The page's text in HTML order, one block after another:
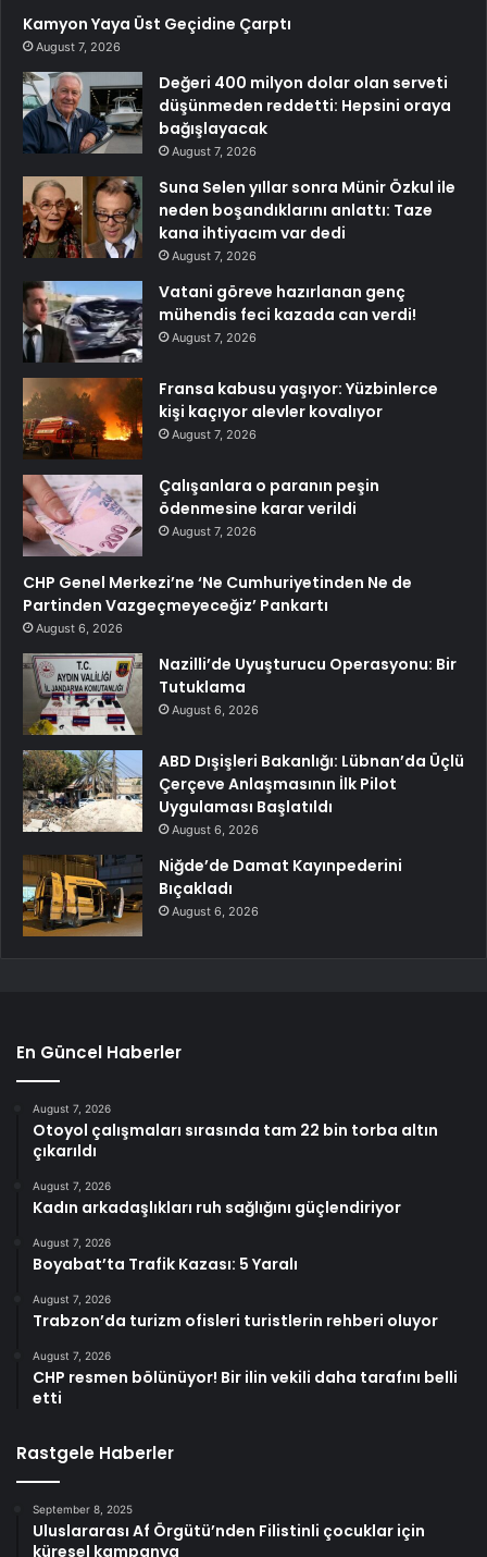
Kamyon Yaya Üst Geçidine Çarptı
August 7, 2026
Değeri 400 milyon dolar olan serveti
düşünmeden reddetti: Hepsini oraya
bağışlayacak
August 7, 2026
Suna Selen yıllar sonra Münir Özkul ile
neden boşandıklarını anlattı: Taze
kana ihtiyacım var dedi
August 7, 2026
Vatani göreve hazırlanan genç
mühendis feci kazada can verdi!
August 7, 2026
Fransa kabusu yaşıyor: Yüzbinlerce
kişi kaçıyor alevler kovalıyor
August 7, 2026
Çalışanlara o paranın peşin
ödenmesine karar verildi
August 7, 2026
CHP Genel Merkezi’ne ‘Ne Cumhuriyetinden Ne de
Partinden Vazgeçmeyeceğiz’ Pankartı
August 6, 2026
Nazilli’de Uyuşturucu Operasyonu: Bir
Tutuklama
August 6, 2026
ABD Dışişleri Bakanlığı: Lübnan’da Üçlü
Çerçeve Anlaşmasının İlk Pilot
Uygulaması Başlatıldı
August 6, 2026
Niğde’de Damat Kayınpederini
Bıçakladı
August 6, 2026
En Güncel Haberler
August 7, 2026
Otoyol çalışmaları sırasında tam 22 bin torba altın
çıkarıldı
August 7, 2026
Kadın arkadaşlıkları ruh sağlığını güçlendiriyor
August 7, 2026
Boyabat’ta Trafik Kazası: 5 Yaralı
August 7, 2026
Trabzon’da turizm ofisleri turistlerin rehberi oluyor
August 7, 2026
CHP resmen bölünüyor! Bir ilin vekili daha tarafını belli
etti
Rastgele Haberler
September 8, 2025
Uluslararası Af Örgütü’nden Filistinli çocuklar için
küresel kampanya